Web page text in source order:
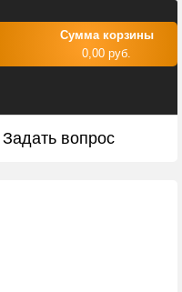
Сумма корзины
0,00 руб.
Задать вопрос